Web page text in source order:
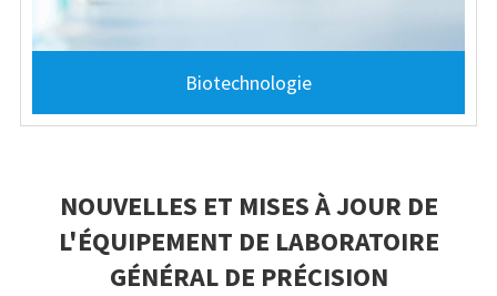
Biotechnologie
NOUVELLES ET MISES À JOUR DE
L'ÉQUIPEMENT DE LABORATOIRE
GÉNÉRAL DE PRÉCISION